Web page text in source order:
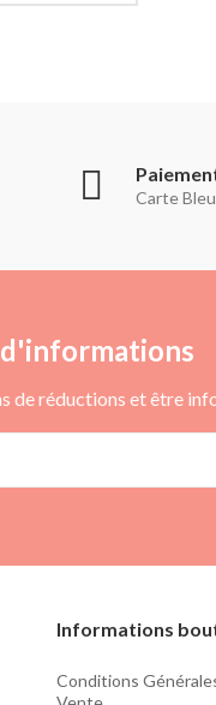
Carte
de réductions et être
Informations
Conditions